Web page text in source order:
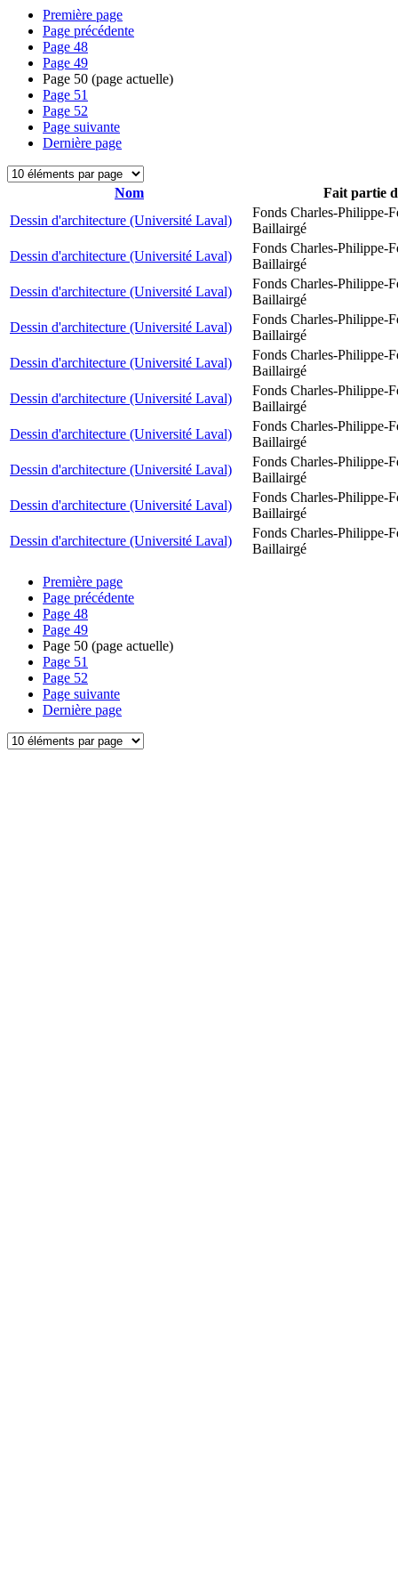
Première page
Page précédente
Page 48
Page 49
Page 50 (page actuelle)
Page 51
Page 52
Page suivante
Dernière page
Nom
Fait partie
Dessin d'architecture (Université Laval)
Fonds Charles-Philippe-
Baillairgé
Dessin d'architecture (Université Laval)
Fonds Charles-Philippe-
Baillairgé
Dessin d'architecture (Université Laval)
Fonds Charles-Philippe-
Baillairgé
Dessin d'architecture (Université Laval)
Fonds Charles-Philippe-
Baillairgé
Dessin d'architecture (Université Laval)
Fonds Charles-Philippe-
Baillairgé
Dessin d'architecture (Université Laval)
Fonds Charles-Philippe-
Baillairgé
Dessin d'architecture (Université Laval)
Fonds Charles-Philippe-
Baillairgé
Dessin d'architecture (Université Laval)
Fonds Charles-Philippe-
Baillairgé
Dessin d'architecture (Université Laval)
Fonds Charles-Philippe-
Baillairgé
Dessin d'architecture (Université Laval)
Fonds Charles-Philippe-
Baillairgé
Première page
Page précédente
Page 48
Page 49
Page 50 (page actuelle)
Page 51
Page 52
Page suivante
Dernière page